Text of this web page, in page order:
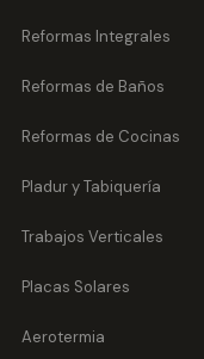
Reformas Integrales
Reformas de Baños
Reformas de Cocinas
Pladur y Tabiquería
Trabajos Verticales
Placas Solares
Aerotermia